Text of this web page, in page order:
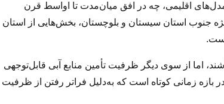
اقلیمی، چه در افق میان‌مدت تا اواسط قرن
جنوب استان سیستان و بلوچستان، بخش‌هایی از استان
اما از سوی دیگر ظرفیت تأمین منابع آبی قابل‌توجهی
بازه زمانی کوتاه است که به‌دلیل فراتر رفتن از ظرفیت